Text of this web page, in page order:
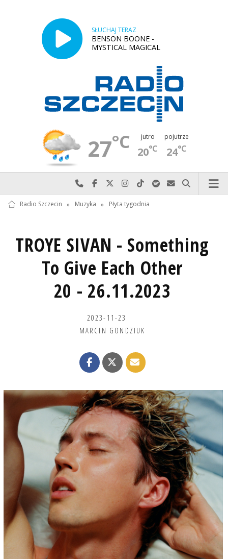
SŁUCHAJ TERAZ
BENSON BOONE -
MYSTICAL MAGICAL
27°C jutro
20°C
pojutrze
24°C
Najlepiej po prostu do nas zadzwoń
Odwiedź nas na Facebook-u
Odwiedź nas na X
Odwiedź nas na Instagram-ie
Odwiedź nas na TikTok-u
Szukaj nas na Spotify
Wyślij do nas
Szukaj
Radio Szczecin » Muzyka » Płyta tygodnia
TROYE SIVAN - Something
To Give Each Other
20 - 26.11.2023
2023-11-23
MARCIN GONDZIUK